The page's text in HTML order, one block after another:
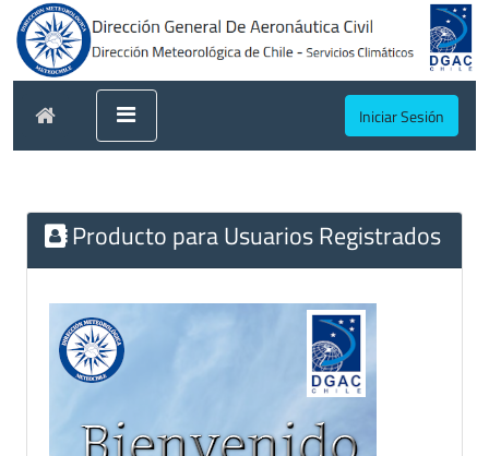
Iniciar Sesión
Producto para Usuarios Registrados